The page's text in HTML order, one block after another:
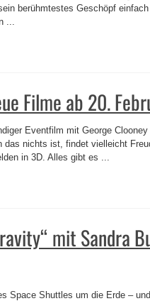
berühmtestes Geschöpf
...
Filme ab 20.
Eventfilm mit George
das nichts ist, findet vielleicht
in 3D. Alles gibt es ...
mit Sandra
Space Shuttles um die Erde –